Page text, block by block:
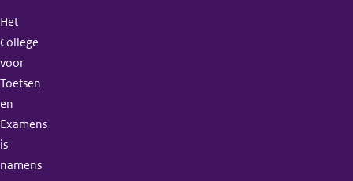
Het
College
voor
Toetsen
en
Examens
is
namens